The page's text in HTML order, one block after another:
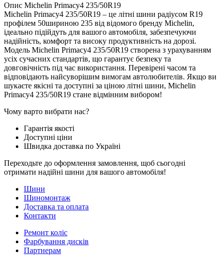
Опис Michelin Primacy4 235/50R19
Michelin Primacy4 235/50R19 – це літні шини радіусом R19
профілем 50шириною 235 від відомого бренду Michelin,
ідеально підійдуть для вашого автомобіля, забезпечуючи
надійність, комфорт та високу продуктивність на дорозі.
Модель Michelin Primacy4 235/50R19 створена з урахуванням
усіх сучасних стандартів, що гарантує безпеку та
довговічність під час використання. Перевірені часом та
відповідають найсуворішим вимогам автолюбителів. Якщо ви
шукаєте якісні та доступні за ціною літні шини, Michelin
Primacy4 235/50R19 стане відмінним вибором!
Чому варто вибрати нас?
Гарантія якості
Доступні ціни
Швидка доставка по Україні
Переходьте до оформлення замовлення, щоб сьогодні
отримати надійні шини для вашого автомобіля!
Шини
Шиномонтаж
Доставка та оплата
Контакти
Ремонт коліс
Фарбування дисків
Партнерам